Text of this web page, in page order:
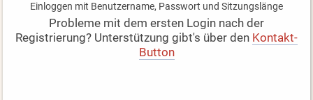
Einloggen mit Benutzername, Passwort und Sitzungslänge
Probleme mit dem ersten Login nach der
Registrierung? Unterstützung gibt's über den Kontakt-
Button